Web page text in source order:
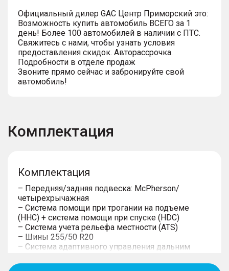
Официальный дилер GАС Центр Приморский это:
Возможность купить автомобиль ВСЕГО за 1
день! Более 100 автомобилей в наличии с ПТС.
Свяжитесь с нами, чтобы узнать условия
предоставления скидок. Авторассрочка.
Подробности в отделе продаж
Звоните прямо сейчас и забронируйте свой
автомобиль!
Комплектация
Комплектация
– Передняя/задняя подвеска: McPherson/
четырехрычажная
– Система помощи при трогании на подъеме
(HHC) + система помощи при спуске (HDC)
– Система учета рельефа местности (ATS)
– Шины 255/50 R20
– Система адаптивного управления дальним
– Ремни безопасности левого и правого сидений